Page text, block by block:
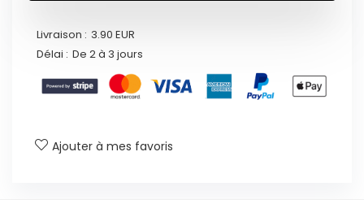
Livraison : 3.90 EUR
Délai : De 2 à 3 jours
Ajouter à mes favoris